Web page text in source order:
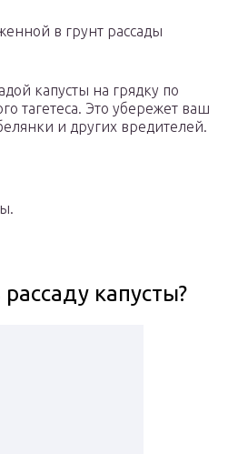
в грунт рассады
капусты на грядку по
тагетеса. Это убережет ваш
и других вредителей.
капусты?